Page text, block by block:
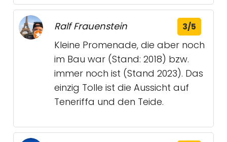
Ralf Frauenstein 3/5
Kleine Promenade, die aber noch
im Bau war (Stand: 2018) bzw.
immer noch ist (Stand 2023). Das
einzig Tolle ist die Aussicht auf
Teneriffa und den Teide.